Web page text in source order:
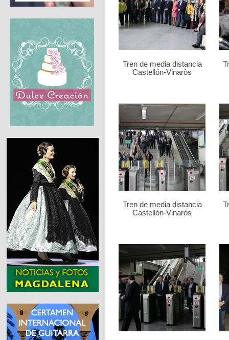
Tren de media distancia
Castellón-Vinaròs
Tren de media distancia
Castellón-Vinaròs